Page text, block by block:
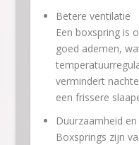
Betere ventilatie
Een boxspring is
goed ademen,
vermindert
een frissere
Duurzaamheid
Boxsprings zijn